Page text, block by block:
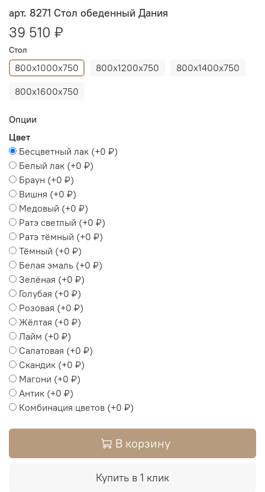
арт. 8271 Стол обеденный Дания
39 510 ₽
Стол
800х1000х750 800х1200х750
800х1400х750
800х1600х750
Опции
Цвет
Бесцветный лак (+0 ₽)
Белый лак (+0 ₽)
Браун (+0 ₽)
Вишня (+0 ₽)
Медовый (+0 ₽)
Ратэ светлый (+0 ₽)
Ратэ тёмный (+0 ₽)
Тёмный (+0 ₽)
Белая эмаль (+0 ₽)
Зелёная (+0 ₽)
Голубая (+0 ₽)
Розовая (+0 ₽)
Жёлтая (+0 ₽)
Лайм (+0 ₽)
Салатовая (+0 ₽)
Скандик (+0 ₽)
Магони (+0 ₽)
Антик (+0 ₽)
Комбинация цветов (+0 ₽)
В корзину
Купить в 1 клик